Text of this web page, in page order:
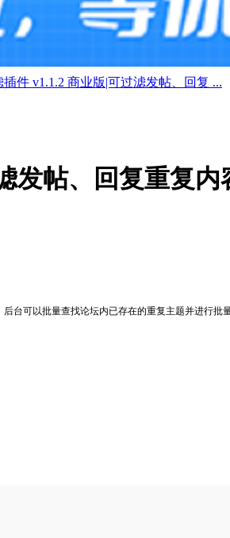
件 v1.1.2 商业版|可过滤发帖、回复 ...
发帖、回复重复内
台可以批量查找论坛内已存在的重复主题并进行批